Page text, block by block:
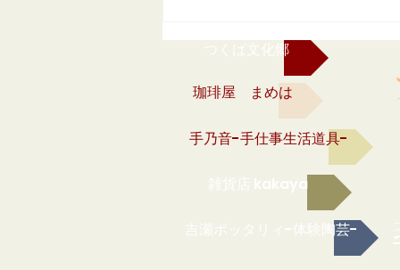
らせつくば文化郷
珈琲屋 まめは
手乃音-手仕事生活道具-
雑貨店 kakaya
吉瀬ポッタリィ-体験陶芸-